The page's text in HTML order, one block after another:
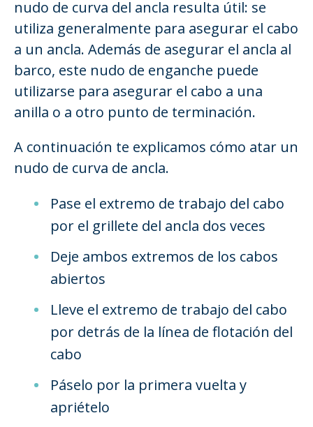
nudo de curva del ancla resulta útil: se
utiliza generalmente para asegurar el cabo
a un ancla. Además de asegurar el ancla al
barco, este nudo de enganche puede
utilizarse para asegurar el cabo a una
anilla o a otro punto de terminación.
A continuación te explicamos cómo atar un
nudo de curva de ancla.
Pase el extremo de trabajo del cabo
por el grillete del ancla dos veces
Deje ambos extremos de los cabos
abiertos
Lleve el extremo de trabajo del cabo
por detrás de la línea de flotación del
cabo
Páselo por la primera vuelta y
apriételo